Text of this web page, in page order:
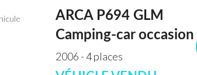
ARCA P694 GLM
Camping-car occasion
2006 - 4 places